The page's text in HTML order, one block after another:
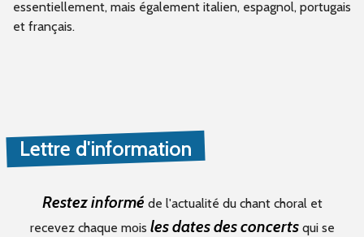
essentiellement, mais également italien, espagnol, portugais
et français.
Lettre d'information
Restez informé de l'actualité du chant choral et
recevez chaque mois les dates des concertsqui se